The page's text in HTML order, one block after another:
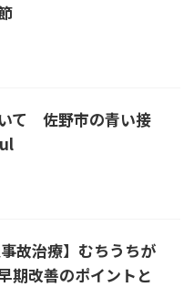
て 佐野市の青い接
事故治療】むちうちが
期改善のポイントと